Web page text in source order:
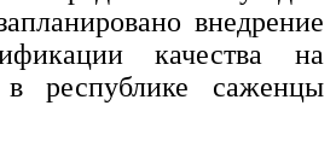
внедрение
качества на
в республике саженцы